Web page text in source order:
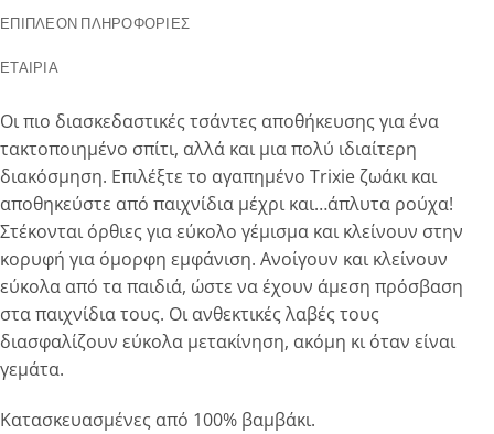
ΕΠΙΠΛΈΟΝ ΠΛΗΡΟΦΟΡΊΕΣ
ΕΤΑΙΡΊΑ
Οι πιο διασκεδαστικές τσάντες αποθήκευσης για ένα
τακτοποιημένο σπίτι, αλλά και μια πολύ ιδιαίτερη
διακόσμηση. Επιλέξτε το αγαπημένο Trixie ζωάκι και
αποθηκεύστε από παιχνίδια μέχρι και…άπλυτα ρούχα!
Στέκονται όρθιες για εύκολο γέμισμα και κλείνουν στην
κορυφή για όμορφη εμφάνιση. Ανοίγουν και κλείνουν
εύκολα από τα παιδιά, ώστε να έχουν άμεση πρόσβαση
στα παιχνίδια τους. Οι ανθεκτικές λαβές τους
διασφαλίζουν εύκολα μετακίνηση, ακόμη κι όταν είναι
γεμάτα.
Κατασκευασμένες από 100% βαμβάκι.